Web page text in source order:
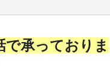
で承っておりま